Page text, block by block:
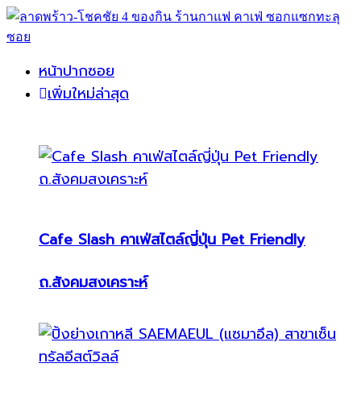
หน้าปากซอย
เพิ่มใหม่ล่าสุด
Cafe Slash คาเฟ่สไตล์ญี่ปุ่น Pet Friendly
ถ.สังคมสงเคราะห์